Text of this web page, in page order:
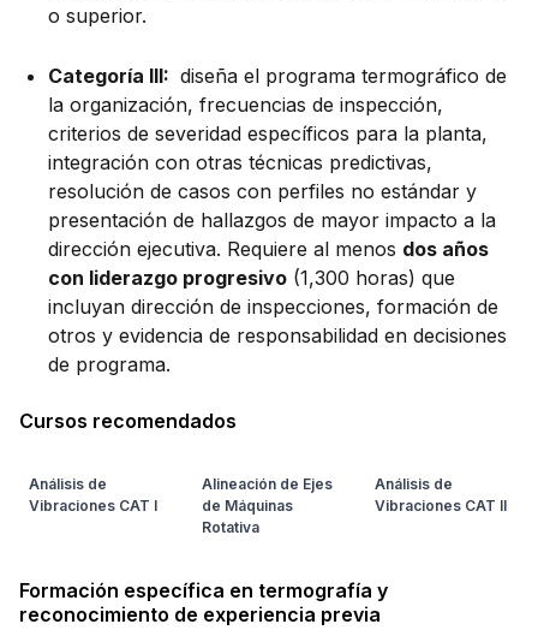
o superior.
Categoría III: diseña el programa termográfico de
la organización, frecuencias de inspección,
criterios de severidad específicos para la planta,
integración con otras técnicas predictivas,
resolución de casos con perfiles no estándar y
presentación de hallazgos de mayor impacto a la
dirección ejecutiva. Requiere al menos dos años
con liderazgo progresivo (1,300 horas) que
incluyan dirección de inspecciones, formación de
otros y evidencia de responsabilidad en decisiones
de programa.
Cursos recomendados
Análisis de
Vibraciones CAT I
Alineación de Ejes
de Máquinas
Rotativa
Análisis de
Vibraciones CAT II
Formación específica en termografía y
reconocimiento de experiencia previa